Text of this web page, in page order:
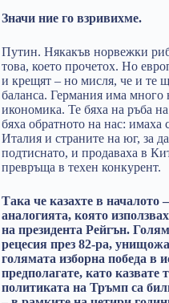
Значи ние го взривихме.
Путин. Някакъв норвежки
това, което прочетох. Но
и крещят – но мисля, че и те
баланса. Германия има много
икономика. Те бяха на ръба
бяха обратното на нас: имаха
Италия и страните на юг, за
подтиснато, и продаваха в
превръща в техен конкурент.
Така че казахте в началото
аналогията, която
на президента Рейгън.
рецесия през 82-ра,
голямата изборна победа в
предполагате, като казвате
политиката на Тръмп са